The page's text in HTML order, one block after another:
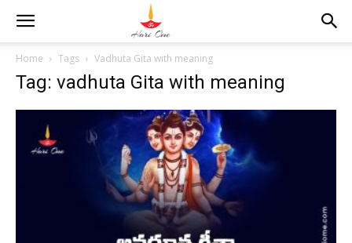
Home Tags Vadhuta Gita with meaning
Tag: vadhuta Gita with meaning